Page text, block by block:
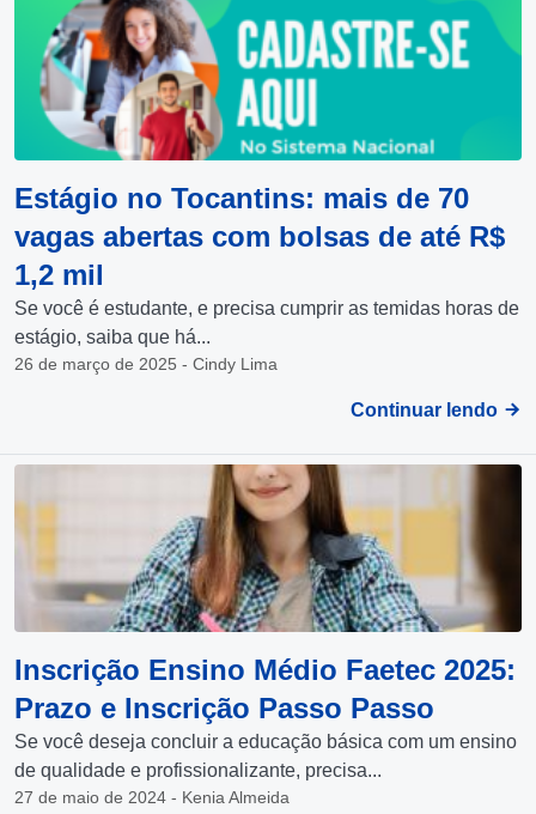
Estágio no Tocantins: mais de 70
vagas abertas com bolsas de até R$
1,2 mil
Se você é estudante, e precisa cumprir as temidas horas de
estágio, saiba que há...
26 de março de 2025 - Cindy Lima
Continuar lendo
Inscrição Ensino Médio Faetec 2025:
Prazo e Inscrição Passo Passo
Se você deseja concluir a educação básica com um ensino
de qualidade e profissionalizante, precisa...
27 de maio de 2024 - Kenia Almeida